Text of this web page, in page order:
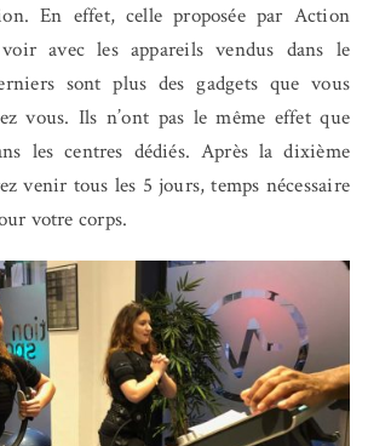
En effet, celle proposée par Action
avec les appareils vendus dans le
sont plus des gadgets que vous
vous. Ils n’ont pas le même effet que
les centres dédiés. Après la dixième
venir tous les 5 jours, temps nécessaire
votre corps.